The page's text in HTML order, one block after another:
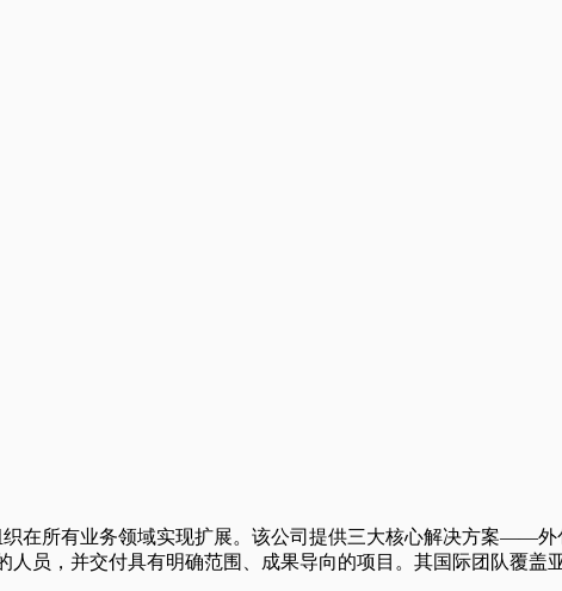
在所有业务领域实现扩展。该公司提供三大核心解决方案——
员，并交付具有明确范围、成果导向的项目。其国际团队覆盖